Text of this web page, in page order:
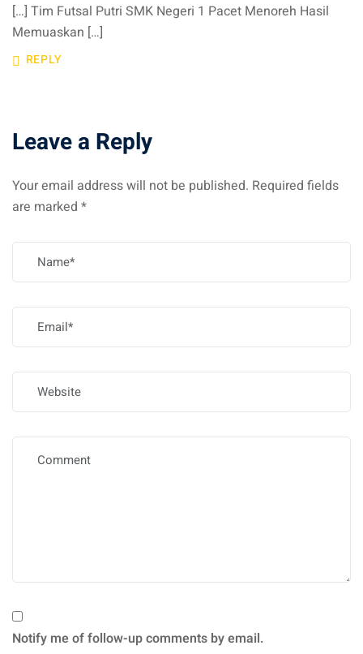
[…] Tim Futsal Putri SMK Negeri 1 Pacet Menoreh Hasil
Memuaskan […]
REPLY
Leave a Reply
Your email address will not be published. Required fields
are marked *
Notify me of follow-up comments by email.